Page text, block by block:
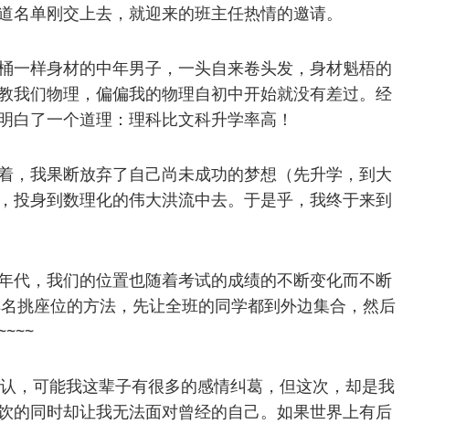
单刚交上去，就迎来的班主任热情的邀请。
一样身材的中年男子，一头自来卷头发，身材魁梧的
我们物理，偏偏我的物理自初中开始就没有差过。经
白了一个道理：理科比文科升学率高！
，我果断放弃了自己尚未成功的梦想（先升学，到大
投身到数理化的伟大洪流中去。于是乎，我终于来到
代，我们的位置也随着考试的成绩的不断变化而不断
挑座位的方法，先让全班的同学都到外边集合，然后
，可能我这辈子有很多的感情纠葛，但这次，却是我
的同时却让我无法面对曾经的自己。如果世界上有后